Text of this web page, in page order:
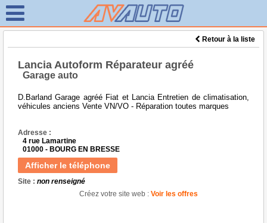
Retour à la liste
Lancia Autoform Réparateur agréé
Garage auto
D.Barland Garage agréé Fiat et Lancia Entretien de climatisation,
véhicules anciens Vente VN/VO - Réparation toutes marques
Adresse :
4 rue Lamartine
01000 - BOURG EN BRESSE
Afficher le téléphone
Site : non renseigné
Créez votre site web : Voir les offres